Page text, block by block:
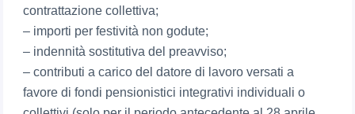
contrattazione collettiva;
– importi per festività non godute;
– indennità sostitutiva del preavviso;
– contributi a carico del datore di lavoro versati a
favore di fondi pensionistici integrativi individuali o